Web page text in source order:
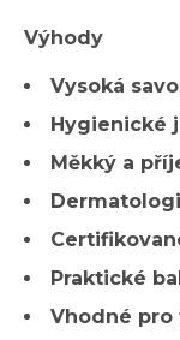
Výhody
Vysoká
Hygienické
Měkký a
Praktické
Vhodné